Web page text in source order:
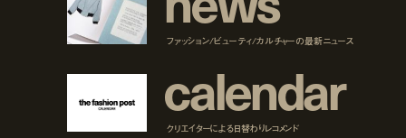
ファッション/ビューティ/カルチャーの最新ニュース
calendar
クリエイターによる日替わりレコメンド